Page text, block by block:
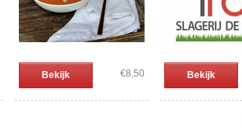
Bekijk €8,50 Bekijk